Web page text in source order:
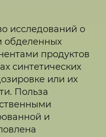
исследований о
обделенных
продуктов
синтетических
или их
Польза
и